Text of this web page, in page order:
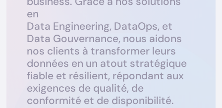
en
Data Engineering, DataOps, et
Data Gouvernance, nous aidons
nos clients à transformer leurs
données en un atout stratégique
fiable et résilient, répondant aux
exigences de qualité, de
conformité et de disponibilité.